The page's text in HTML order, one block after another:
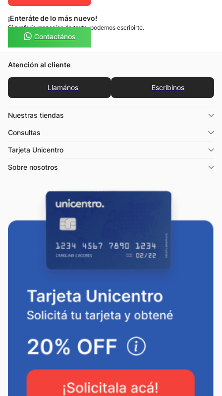
¡Enteráte de lo más nuevo!
Si preferís mensajes de texto, podemos escribirte.
Contactános
Atención al cliente
Llamános Escribínos
Nuestras tiendas
Consultas
Tarjeta Unicentro
Sobre nosotros